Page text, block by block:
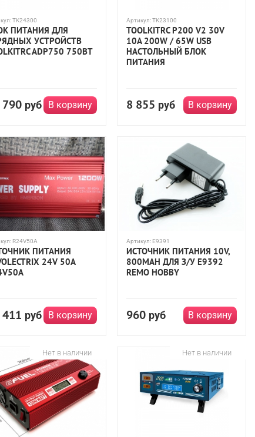
TK24300
ПИТАНИЯ ДЛЯ
УСТРОЙСТВ
ADP750 750ВТ
руб В корзину
Артикул:TK23100
TOOLKITRC P200 V2 30V
10A 200W / 65W USB
НАСТОЛЬНЫЙ БЛОК
ПИТАНИЯ
8 855 руб В корзину
R24V50A
ПИТАНИЯ
24V 50A
руб В корзину
Артикул: E9391
ИСТОЧНИК ПИТАНИЯ 10V,
800MAH ДЛЯ З/У E9392
REMO HOBBY
960 руб В корзину
Нет в наличии Нет в наличии